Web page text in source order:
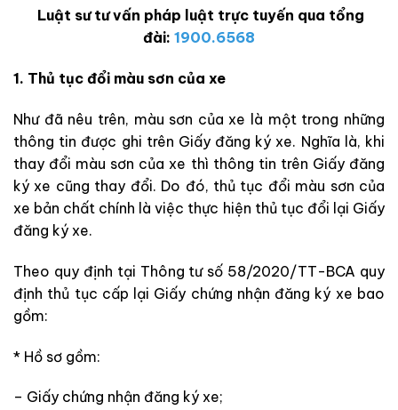
Luật sư tư vấn pháp luật trực tuyến qua tổng
đài: 1900.6568
1. Thủ tục đổi màu sơn của xe
Như đã nêu trên, màu sơn của xe là một trong những
thông tin được ghi trên Giấy đăng ký xe. Nghĩa là, khi
thay đổi màu sơn của xe thì thông tin trên Giấy đăng
ký xe cũng thay đổi. Do đó, thủ tục đổi màu sơn của
xe bản chất chính là việc thực hiện thủ tục đổi lại Giấy
đăng ký xe.
Theo quy định tại Thông tư số 58/2020/TT-BCA quy
định thủ tục cấp lại Giấy chứng nhận đăng ký xe bao
gồm:
* Hồ sơ gồm:
– Giấy chứng nhận đăng ký xe;